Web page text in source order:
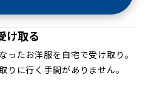
け取る
ったお洋服を自宅で受け取り。
りに行く手間がありません。